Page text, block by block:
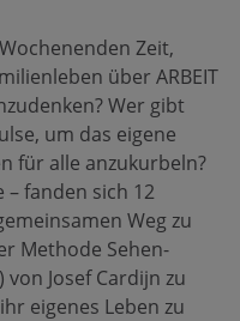
Zeit,
über ARBEIT
Wer gibt
um das eigene
für alle anzukurbeln?
– fanden sich 12
Weg zu
Methode Sehen-
Josef Cardijn zu
eigenes Leben zu